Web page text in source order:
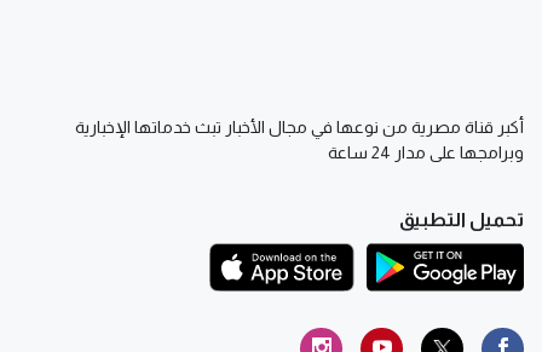
أكبر قناة مصرية من نوعها في مجال الأخبار تبث خدماتها الإخبارية
وبرامجها على مدار 24 ساعة
تحميل التطبيق